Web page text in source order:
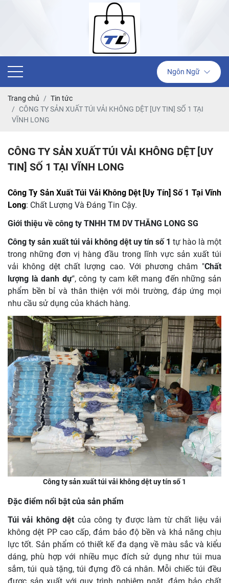
Ngôn Ngữ
Trang chủ
Tin tức
CÔNG TY SẢN XUẤT TÚI VẢI KHÔNG DỆT [UY TIN] SỐ 1 TẠI
VĨNH LONG
CÔNG TY SẢN XUẤT TÚI VẢI KHÔNG DỆT [UY
TIN] SỐ 1 TẠI VĨNH LONG
Công Ty Sản Xuất Túi Vải Không Dệt [Uy Tín] Số 1 Tại Vĩnh
Long: Chất Lượng Và Đáng Tin Cậy.
Giới thiệu về công ty TNHH TM DV THĂNG LONG SG
Công ty sản xuất túi vải không dệt uy tín số 1 tự hào là một
trong những đơn vị hàng đầu trong lĩnh vực sản xuất túi
vải không dệt chất lượng cao. Với phương châm "Chất
lượng là danh dự", công ty cam kết mang đến những sản
phẩm bền bỉ và thân thiện với môi trường, đáp ứng mọi
nhu cầu sử dụng của khách hàng.
Công ty sản xuất túi vải không dệt uy tín số 1
Đặc điểm nổi bật của sản phẩm
Túi vải không dệt của công ty được làm từ chất liệu vải
không dệt PP cao cấp, đảm bảo độ bền và khả năng chịu
lực tốt. Sản phẩm có thiết kế đa dạng về màu sắc và kiểu
dáng, phù hợp với nhiều mục đích sử dụng như túi mua
sắm, túi quà tặng, túi đựng đồ cá nhân. Mỗi chiếc túi đều
được sản xuất với quy trình nghiêm ngặt, đảm bảo chất